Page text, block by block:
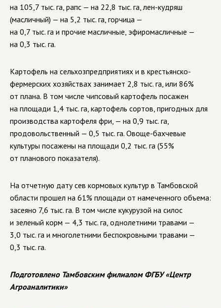
на 105,7 тыс. га, рапс — на 22,8 тыс. га, лен-кудряш
(масличный) — на 5,2 тыс. га, горчица —
на 0,7 тыс. га и прочие масличные, эфиромасличные —
на 0,3 тыс. га.
Картофель на сельхозпредприятиях и в крестьянско-
фермерских хозяйствах занимает 2,8 тыс. га, или 86%
от плана. В том числе чипсовый картофель посажен
на площади 1,4 тыс. га, картофель сортов, пригодных для
производства картофеля фри, — на 0,9 тыс. га,
продовольственный — 0,5 тыс. га. Овоще-бахчевые
культуры посажены на площади 0,2 тыс. га (55%
от планового показателя).
На отчетную дату сев кормовых культур в Тамбовской
области прошел на 61% площади от намеченного объема:
засеяно 7,6 тыс. га. В том числе кукурузой на силос
и зеленый корм — 4,3 тыс. га, однолетними травами —
3,0 тыс. га и многолетними беспокровными травами —
0,3 тыс. га.
Подготовлено Тамбовским филиалом ФГБУ «Центр
Агроаналитики»